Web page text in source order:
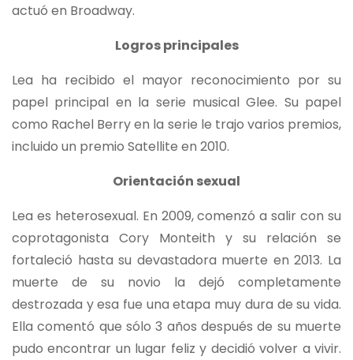
actuó en Broadway.
Logros principales
Lea ha recibido el mayor reconocimiento por su
papel principal en la serie musical Glee. Su papel
como Rachel Berry en la serie le trajo varios premios,
incluido un premio Satellite en 2010.
Orientación sexual
Lea es heterosexual. En 2009, comenzó a salir con su
coprotagonista Cory Monteith y su relación se
fortaleció hasta su devastadora muerte en 2013. La
muerte de su novio la dejó completamente
destrozada y esa fue una etapa muy dura de su vida.
Ella comentó que sólo 3 años después de su muerte
pudo encontrar un lugar feliz y decidió volver a vivir.